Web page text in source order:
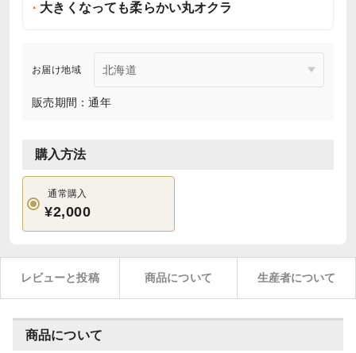
大きくなっても柔らかい丸オクラ
お届け地域
販売期間：通年
購入方法
通常購入
¥2,000
レビューと投稿 商品について 生産者について
商品について